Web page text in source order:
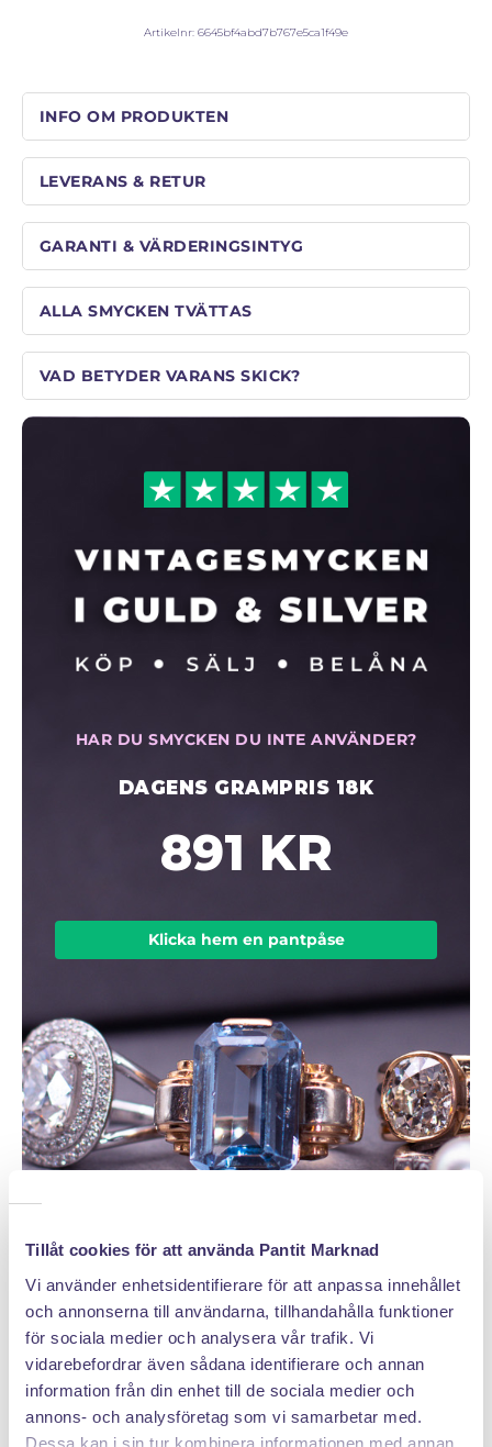
Tillåt cookies för att använda Pantit Marknad
Vi använder enhetsidentifierare för att anpassa innehållet
och annonserna till användarna, tillhandahålla funktioner
för sociala medier och analysera vår trafik. Vi
vidarebefordrar även sådana identifierare och annan
information från din enhet till de sociala medier och
annons- och analysföretag som vi samarbetar med.
Dessa kan i sin tur kombinera informationen med annan
Artikelnr: 6645bf4abd7b767e5ca1f49e
INFO OM PRODUKTEN
LEVERANS & RETUR
GARANTI & VÄRDERINGSINTYG
ALLA SMYCKEN TVÄTTAS
VAD BETYDER VARANS SKICK?
HAR DU SMYCKEN DU INTE ANVÄNDER?
DAGENS GRAMPRIS 18K
891 KR
Klicka hem en pantpåse
DÄRFÖR SÄLJER DU MED PANTIT